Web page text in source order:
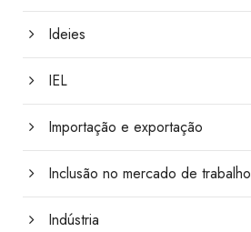
Ideies
IEL
Importação e exportação
Inclusão no mercado de trabalho
Indústria